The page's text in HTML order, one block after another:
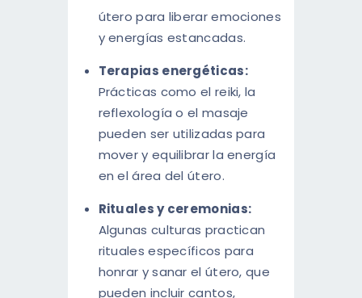
útero para liberar emociones
y energías estancadas.
Terapias energéticas:
Prácticas como el reiki, la
reflexología o el masaje
pueden ser utilizadas para
mover y equilibrar la energía
en el área del útero.
Rituales y ceremonias:
Algunas culturas practican
rituales específicos para
honrar y sanar el útero, que
pueden incluir cantos,